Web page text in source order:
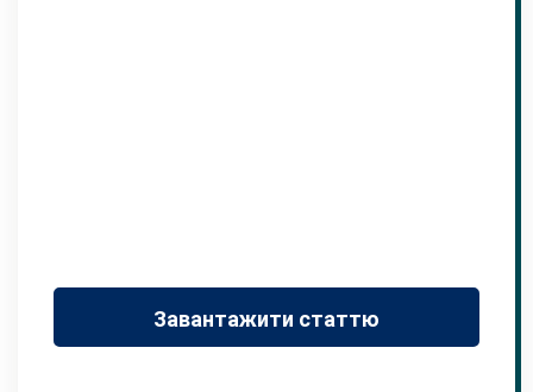
Завантажити статтю